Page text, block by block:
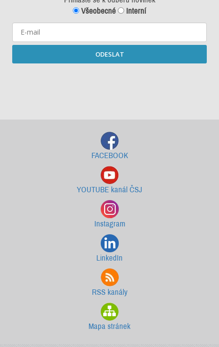
Všeobecné
Interní
ODESLAT
FACEBOOK
YOUTUBE kanál ČSJ
Instagram
LinkedIn
RSS kanály
Mapa stránek